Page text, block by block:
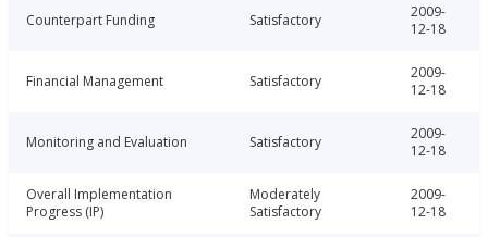
Counterpart Funding Satisfactory
2009-
12-18
Financial Management Satisfactory
2009-
12-18
Monitoring and Evaluation Satisfactory
2009-
12-18
Overall Implementation
Progress (IP)
Moderately
Satisfactory
2009-
12-18